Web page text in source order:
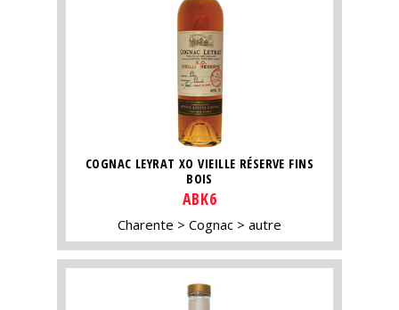
COGNAC LEYRAT XO VIEILLE RÉSERVE FINS
BOIS
ABK6
Charente Cognac autre